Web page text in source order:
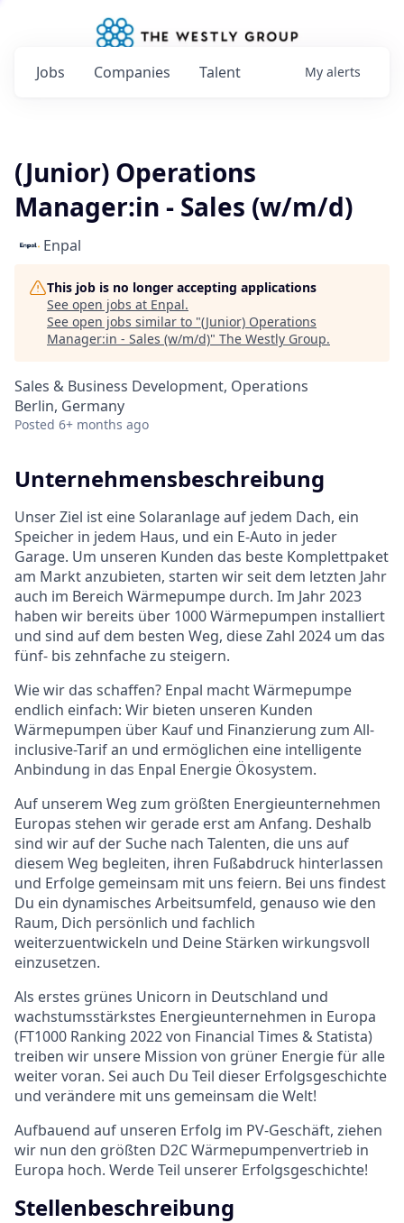
Jobs Companies Talent My alerts
(Junior) Operations
Manager:in - Sales (w/m/d)
Enpal
This job is no longer accepting applications
See open jobs at Enpal.
See open jobs similar to "(Junior) Operations
Manager:in - Sales (w/m/d)" The Westly Group.
Sales & Business Development, Operations
Berlin, Germany
Posted 6+ months ago
Unternehmensbeschreibung
Unser Ziel ist eine Solaranlage auf jedem Dach, ein
Speicher in jedem Haus, und ein E-Auto in jeder
Garage. Um unseren Kunden das beste Komplettpaket
am Markt anzubieten, starten wir seit dem letzten Jahr
auch im Bereich Wärmepumpe durch. Im Jahr 2023
haben wir bereits über 1000 Wärmepumpen installiert
und sind auf dem besten Weg, diese Zahl 2024 um das
fünf- bis zehnfache zu steigern.
Wie wir das schaffen? Enpal macht Wärmepumpe
endlich einfach: Wir bieten unseren Kunden
Wärmepumpen über Kauf und Finanzierung zum All-
inclusive-Tarif an und ermöglichen eine intelligente
Anbindung in das Enpal Energie Ökosystem.
Auf unserem Weg zum größten Energieunternehmen
Europas stehen wir gerade erst am Anfang. Deshalb
sind wir auf der Suche nach Talenten, die uns auf
diesem Weg begleiten, ihren Fußabdruck hinterlassen
und Erfolge gemeinsam mit uns feiern. Bei uns findest
Du ein dynamisches Arbeitsumfeld, genauso wie den
Raum, Dich persönlich und fachlich
weiterzuentwickeln und Deine Stärken wirkungsvoll
einzusetzen.
Als erstes grünes Unicorn in Deutschland und
wachstumsstärkstes Energieunternehmen in Europa
(FT1000 Ranking 2022 von Financial Times & Statista)
treiben wir unsere Mission von grüner Energie für alle
weiter voran. Sei auch Du Teil dieser Erfolgsgeschichte
und verändere mit uns gemeinsam die Welt!
Aufbauend auf unseren Erfolg im PV-Geschäft, ziehen
wir nun den größten D2C Wärmepumpenvertrieb in
Europa hoch. Werde Teil unserer Erfolgsgeschichte!
Stellenbeschreibung